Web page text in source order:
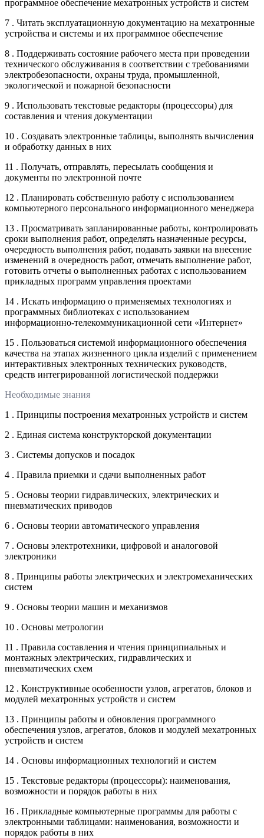
программное обеспечение мехатронных устройств и систем
7 . Читать эксплуатационную документацию на мехатронные
устройства и системы и их программное обеспечение
8 . Поддерживать состояние рабочего места при проведении
технического обслуживания в соответствии с требованиями
электробезопасности, охраны труда, промышленной,
экологической и пожарной безопасности
9 . Использовать текстовые редакторы (процессоры) для
составления и чтения документации
10 . Создавать электронные таблицы, выполнять вычисления
и обработку данных в них
11 . Получать, отправлять, пересылать сообщения и
документы по электронной почте
12 . Планировать собственную работу с использованием
компьютерного персонального информационного менеджера
13 . Просматривать запланированные работы, контролировать
сроки выполнения работ, определять назначенные ресурсы,
очередность выполнения работ, подавать заявки на внесение
изменений в очередность работ, отмечать выполнение работ,
готовить отчеты о выполненных работах с использованием
прикладных программ управления проектами
14 . Искать информацию о применяемых технологиях и
программных библиотеках с использованием
информационно-телекоммуникационной сети «Интернет»
15 . Пользоваться системой информационного обеспечения
качества на этапах жизненного цикла изделий с применением
интерактивных электронных технических руководств,
средств интегрированной логистической поддержки
Необходимые знания
1 . Принципы построения мехатронных устройств и систем
2 . Единая система конструкторской документации
3 . Системы допусков и посадок
4 . Правила приемки и сдачи выполненных работ
5 . Основы теории гидравлических, электрических и
пневматических приводов
6 . Основы теории автоматического управления
7 . Основы электротехники, цифровой и аналоговой
электроники
8 . Принципы работы электрических и электромеханических
систем
9 . Основы теории машин и механизмов
10 . Основы метрологии
11 . Правила составления и чтения принципиальных и
монтажных электрических, гидравлических и
пневматических схем
12 . Конструктивные особенности узлов, агрегатов, блоков и
модулей мехатронных устройств и систем
13 . Принципы работы и обновления программного
обеспечения узлов, агрегатов, блоков и модулей мехатронных
устройств и систем
14 . Основы информационных технологий и систем
15 . Текстовые редакторы (процессоры): наименования,
возможности и порядок работы в них
16 . Прикладные компьютерные программы для работы с
электронными таблицами: наименования, возможности и
порядок работы в них